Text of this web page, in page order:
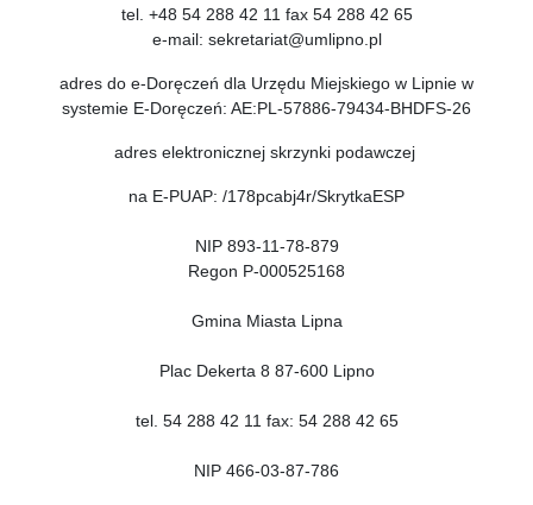
tel. +48 54 288 42 11 fax 54 288 42 65
e-mail: sekretariat@umlipno.pl
adres do e-Doręczeń dla Urzędu Miejskiego w Lipnie w
systemie E-Doręczeń: AE:PL-57886-79434-BHDFS-26
adres elektronicznej skrzynki podawczej
na E-PUAP: /178pcabj4r/SkrytkaESP
NIP 893-11-78-879
Regon P-000525168
Gmina Miasta Lipna
Plac Dekerta 8 87-600 Lipno
tel. 54 288 42 11 fax: 54 288 42 65
NIP 466-03-87-786